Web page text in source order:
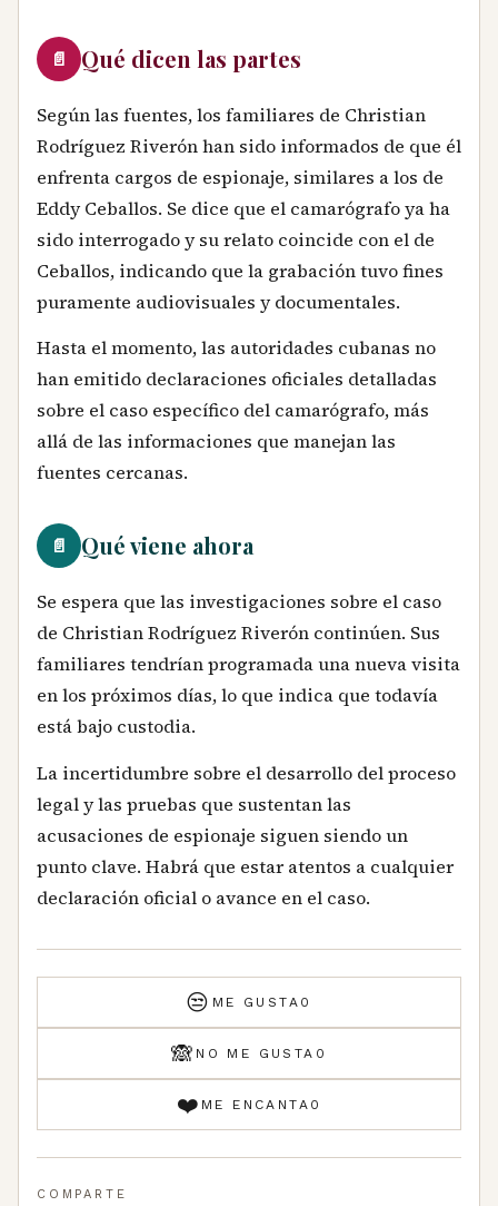
📄 Qué dicen las partes
Según las fuentes, los familiares de Christian
Rodríguez Riverón han sido informados de que él
enfrenta cargos de espionaje, similares a los de
Eddy Ceballos. Se dice que el camarógrafo ya ha
sido interrogado y su relato coincide con el de
Ceballos, indicando que la grabación tuvo fines
puramente audiovisuales y documentales.
Hasta el momento, las autoridades cubanas no
han emitido declaraciones oficiales detalladas
sobre el caso específico del camarógrafo, más
allá de las informaciones que manejan las
fuentes cercanas.
📄 Qué viene ahora
Se espera que las investigaciones sobre el caso
de Christian Rodríguez Riverón continúen. Sus
familiares tendrían programada una nueva visita
en los próximos días, lo que indica que todavía
está bajo custodia.
La incertidumbre sobre el desarrollo del proceso
legal y las pruebas que sustentan las
acusaciones de espionaje siguen siendo un
punto clave. Habrá que estar atentos a cualquier
declaración oficial o avance en el caso.
😒 ME GUSTA 0
🙈 NO ME GUSTA 0
❤️ ME ENCANTA 0
COMPARTE